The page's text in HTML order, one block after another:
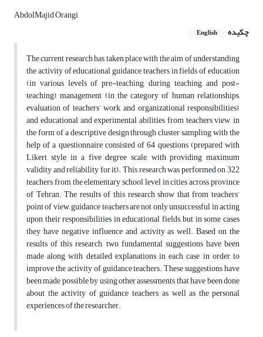
AbdolMajid Orangi
چکیده
English
The current research has taken place with the aim of understanding
the activity of educational guidance teachers in fields of education
(in various levels of pre-teaching, during teaching, and post-
teaching), management (in the category of human relationships,
evaluation of teachers’ work, and organizational responsibilities),
and educational and experimental abilities from teachers view, in
the form of a descriptive design through cluster sampling with the
help of a questionnaire consisted of 64 questions (prepared with
Likert style, in a five degree scale, with providing maximum
validity and reliability for it). This research was performed on 322
teachers from the elementary school level in cities across province
of Tehran. The results of this research show that from teachers’
point of view, guidance teachers are not only unsuccessful in acting
upon their responsibilities in educational fields, but in some cases
they have negative influence and activity as well. Based on the
results of this research, two fundamental suggestions have been
made along with detailed explanations in each case in order to
improve the activity of guidance teachers. These suggestions have
been made possible by using other assessments that have been done
about the activity of guidance teachers, as well as the personal
experiences of the researcher.